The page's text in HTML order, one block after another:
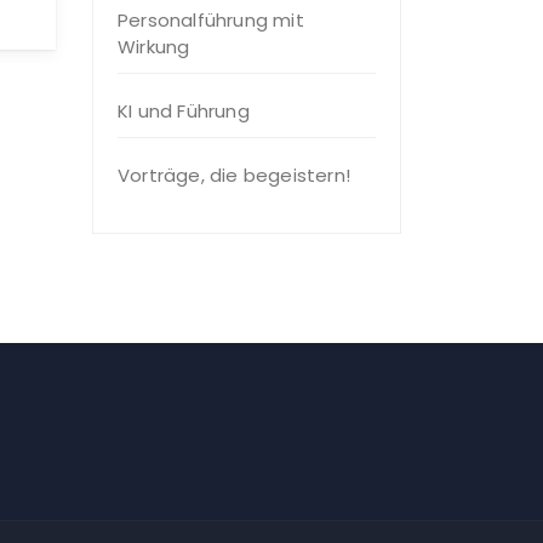
Personalführung mit
Wirkung
KI und Führung
Vorträge, die begeistern!